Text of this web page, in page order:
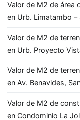
Valor de M2 de área
en Urb. Limatambo –
Valor de M2 de
en Urb. Proyecto
Valor de M2 de
en Av. Benavides,
Valor de M2 de
en Condominio La